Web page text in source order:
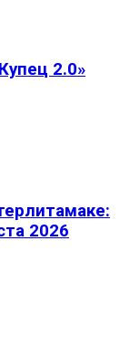
2.0»
2026